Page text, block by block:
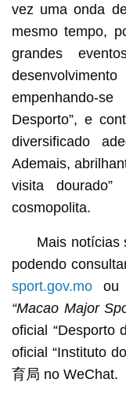
vez uma onda
mesmo tempo,
grandes
empenhando-
Desporto”, e
diversificado
Ademais,
visita
cosmopolita.
Mais notícias
podendo
sport.gov.moou
“Macao Major
oficial “Desporto
oficial “Instituto
育局 no WeChat.